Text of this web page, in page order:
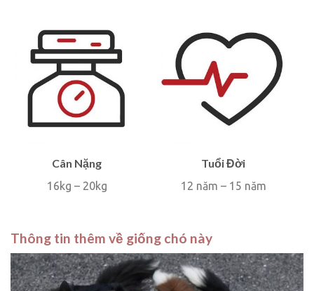
Cân Nặng
16kg – 20kg
Tuổi Đời
12 năm – 15 năm
Thông tin thêm về giống chó này